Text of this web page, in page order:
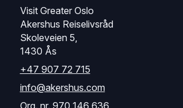
Visit Greater Oslo
Akershus Reiselivsråd
Skoleveien 5,
1430 Ås
+47 907 72 715
info@akershus.com
Org. nr. 970 146 636